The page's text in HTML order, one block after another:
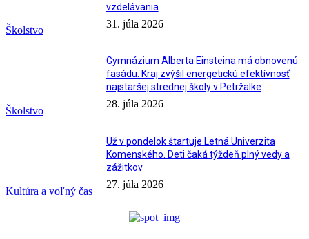
Školstvo
vzdelávania
31. júla 2026
Školstvo
Gymnázium Alberta Einsteina má obnovenú
fasádu. Kraj zvýšil energetickú efektívnosť
najstaršej strednej školy v Petržalke
28. júla 2026
Kultúra a voľný čas
Už v pondelok štartuje Letná Univerzita
Komenského. Deti čaká týždeň plný vedy a
zážitkov
27. júla 2026